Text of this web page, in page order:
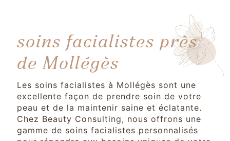
soins facialistes près
de Mollégès
Les soins facialistes à Mollégès sont une
excellente façon de prendre soin de votre
peau et de la maintenir saine et éclatante.
Chez Beauty Consulting, nous offrons une
gamme de soins facialistes personnalisés